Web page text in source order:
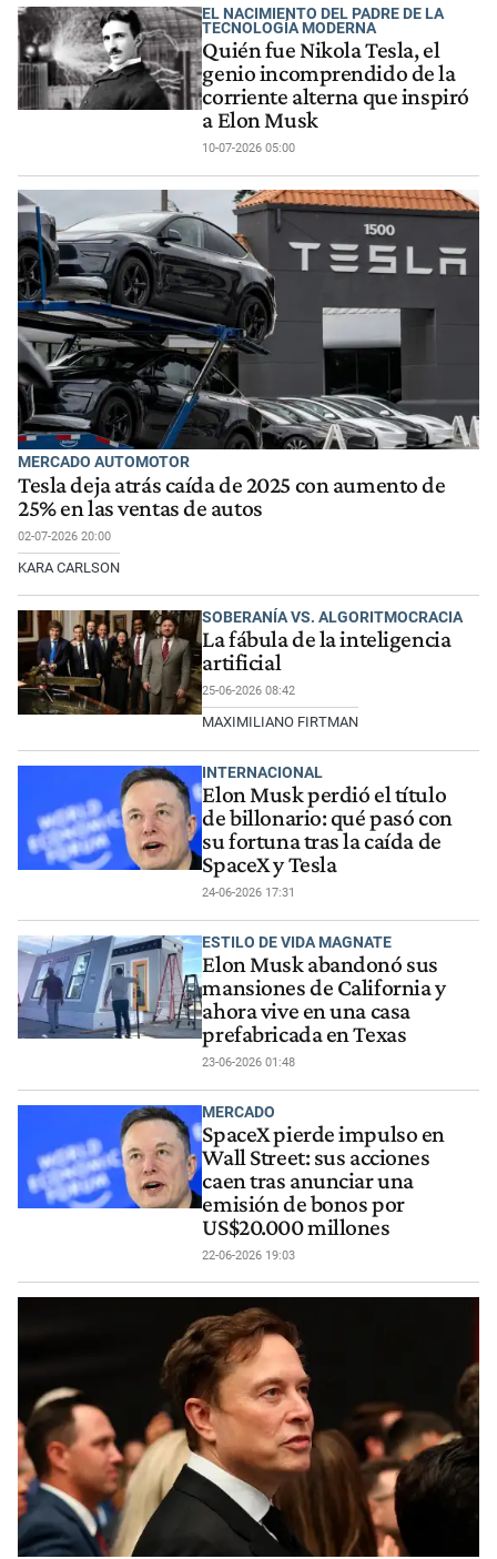
EL NACIMIENTO DEL PADRE DE LA
TECNOLOGÍA MODERNA
Quién fue Nikola Tesla, el
genio incomprendido de la
corriente alterna que inspiró
a Elon Musk
10-07-2026 05:00
MERCADO AUTOMOTOR
Tesla deja atrás caída de 2025 con aumento de
25% en las ventas de autos
02-07-2026 20:00
KARA CARLSON
SOBERANÍA VS. ALGORITMOCRACIA
La fábula de la inteligencia
artificial
25-06-2026 08:42
MAXIMILIANO FIRTMAN
INTERNACIONAL
Elon Musk perdió el título
de billonario: qué pasó con
su fortuna tras la caída de
SpaceX y Tesla
24-06-2026 17:31
ESTILO DE VIDA MAGNATE
Elon Musk abandonó sus
mansiones de California y
ahora vive en una casa
prefabricada en Texas
23-06-2026 01:48
MERCADO
SpaceX pierde impulso en
Wall Street: sus acciones
caen tras anunciar una
emisión de bonos por
US$20.000 millones
22-06-2026 19:03